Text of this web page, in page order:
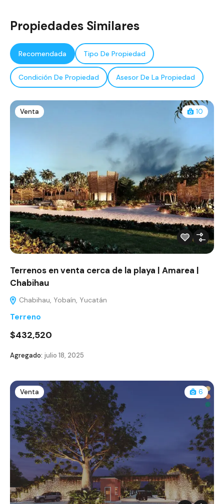
Propiedades Similares
Recomendada Tipo De Propiedad
Condición De Propiedad Asesor De La Propiedad
Venta 10
Terrenos en venta cerca de la playa | Amarea |
Chabihau
Chabihau, Yobaín, Yucatán
Terreno
$432,520
Agregado: julio 18, 2025
Venta 6